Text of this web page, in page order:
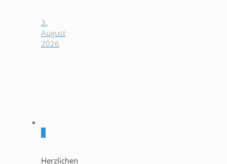
3.
August
2026
Herzlichen